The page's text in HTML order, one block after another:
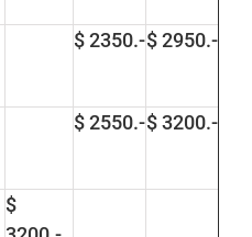
$ 2350.-$ 2950.-
$ 2550.-$ 3200.-
$